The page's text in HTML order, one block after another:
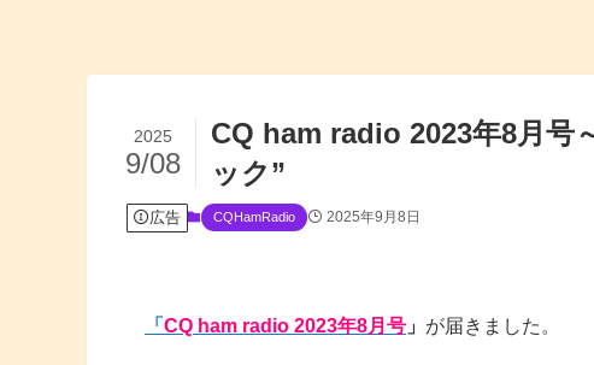
CQ ham radio 2023年8月号
ック”
2025
9/08
広告 CQHamRadio 2025年9月8日
「 CQ ham radio 2023年8月号 」 が届きました。